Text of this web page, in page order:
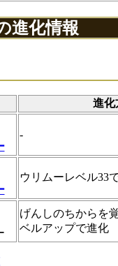
進化情報
進化
-
ウリムーレベル33
げんしのちからを
ベルアップで進化